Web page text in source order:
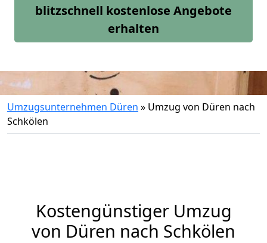
blitzschnell kostenlose Angebote
erhalten
Umzugsunternehmen Düren » Umzug von Düren nach
Schkölen
Kostengünstiger Umzug
von Düren nach Schkölen